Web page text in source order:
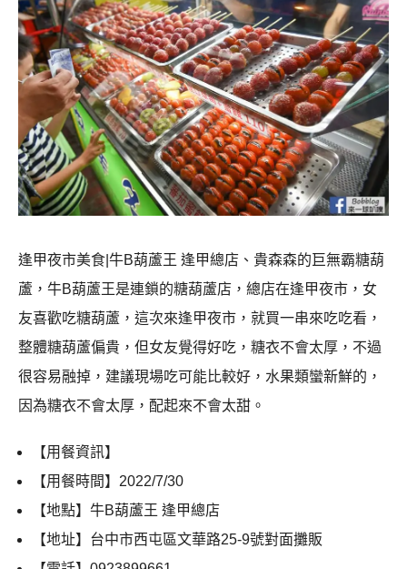
逢甲夜市美食|牛B葫蘆王 逢甲總店、貴森森的巨無霸糖葫
蘆，牛B葫蘆王是連鎖的糖葫蘆店，總店在逢甲夜市，女
友喜歡吃糖葫蘆，這次來逢甲夜市，就買一串來吃吃看，
整體糖葫蘆偏貴，但女友覺得好吃，糖衣不會太厚，不過
很容易融掉，建議現場吃可能比較好，水果類蠻新鮮的，
因為糖衣不會太厚，配起來不會太甜。
【用餐資訊】
【用餐時間】 2022/7/30
【地點】 牛B葫蘆王 逢甲總店
【地址】台中市西屯區文華路25-9號對面攤販